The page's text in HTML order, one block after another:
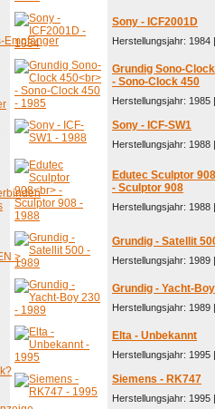
Empfänger
>
Sony - ICF2001D
Herstellungsjahr: 1984
Grundig Sono-
- Sono-Clock 450
Herstellungsjahr: 1985
Sony - ICF-SW1
Herstellungsjahr: 1988
Edutec Sculptor 908
- Sculptor 908
Herstellungsjahr: 1988
Grundig - Satellit
Herstellungsjahr: 1989
Grundig - Yacht-
Herstellungsjahr: 1989
Elta - Unbekannt
Herstellungsjahr: 1995
Siemens - RK747
Herstellungsjahr: 1995